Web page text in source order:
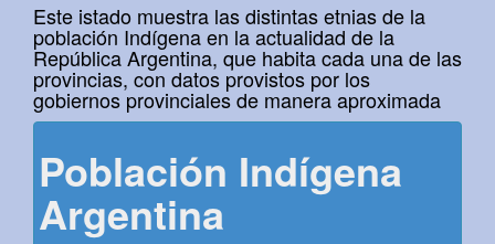
Este istado muestra las distintas etnias de la
población Indígena en la actualidad de la
República Argentina, que habita cada una de las
provincias, con datos provistos por los
gobiernos provinciales de manera aproximada
Población Indígena
Argentina